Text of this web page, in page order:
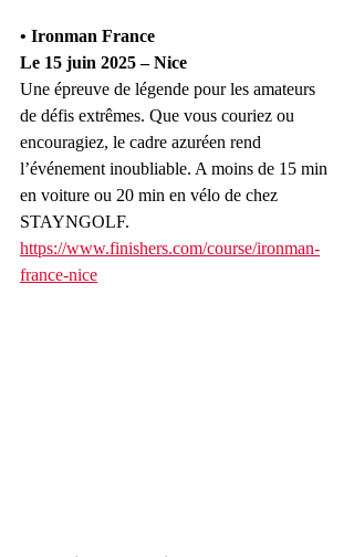
• Ironman France
Le 15 juin 2025 – Nice
Une épreuve de légende pour les amateurs
de défis extrêmes. Que vous couriez ou
encouragiez, le cadre azuréen rend
l’événement inoubliable. A moins de 15 min
en voiture ou 20 min en vélo de chez
STAYNGOLF.
https://www.finishers.com/course/ironman-
france-nice